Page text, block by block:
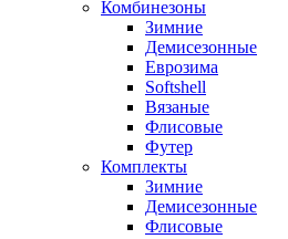
Комбинезоны
Зимние
Демисезонные
Еврозима
Softshell
Вязаные
Флисовые
Футер
Комплекты
Зимние
Демисезонные
Флисовые